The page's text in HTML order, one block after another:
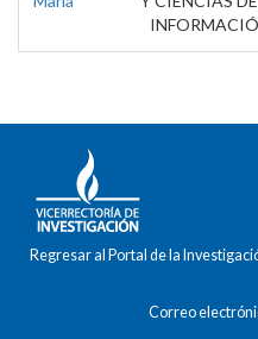
Regresar al Portal de la
Correo